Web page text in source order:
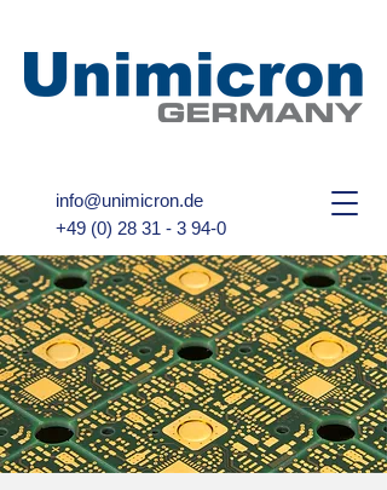
+49 (0) 28 31 - 3 94-0
info@unimicron.de